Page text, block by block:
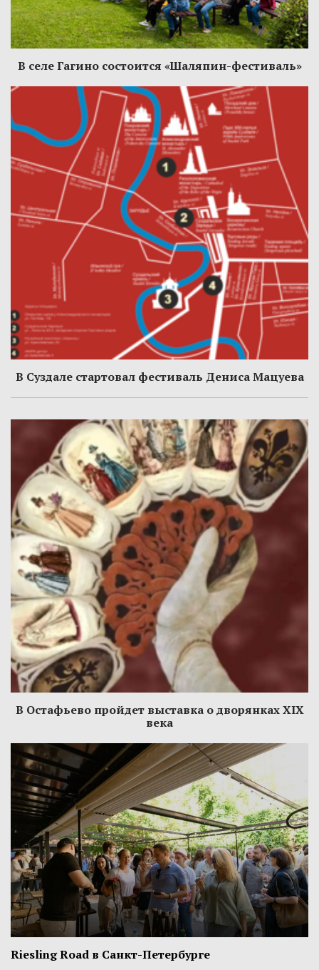
В селе Гагино состоится «Шаляпин-фестиваль»
В Суздале стартовал фестиваль Дениса Мацуева
В Остафьево пройдет выставка о дворянках XIX
века
Riesling Road в Санкт-Петербурге